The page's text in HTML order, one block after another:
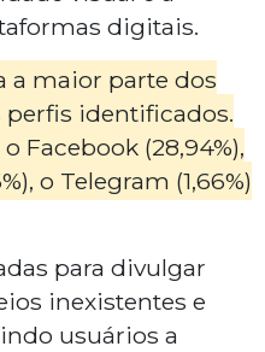
digitais.
a maior parte dos
perfis identificados.
Facebook (28,94%),
o Telegram (1,66%)
para divulgar
inexistentes e
usuários a